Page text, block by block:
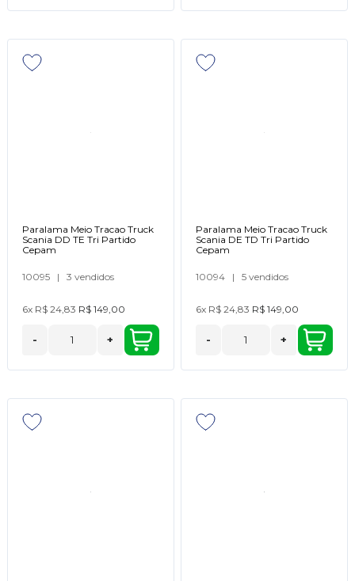
Paralama Meio Tracao Truck
Scania DD TE Tri Partido
Cepam
10095 | 3 vendidos
6x R$ 24,83 R$ 149,00
- +
Paralama Meio Tracao Truck
Scania DE TD Tri Partido
Cepam
10094 | 5 vendidos
6x R$ 24,83 R$ 149,00
- +